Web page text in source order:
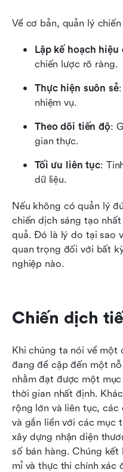
Về cơ bản, quản lý
Lập kế hoạch hiệu
chiến lược rõ ràng.
Thực hiện suôn sẻ
nhiệm vụ.
Theo dõi tiến độ:
gian thực.
Tối ưu liên tục:
dữ liệu.
Nếu không có quản lý
chiến dịch sáng tạo
quả. Đó là lý do tại sao
quan trọng đối với bất
nghiệp nào.
Chiến dịch
Khi chúng ta nói về một
đang đề cập đến một
nhằm đạt được một
thời gian nhất định.
rộng lớn và liên tục,
và gắn liền với các mục
xây dựng nhận diện
số bán hàng. Chúng
mỉ và thực thi chính xác